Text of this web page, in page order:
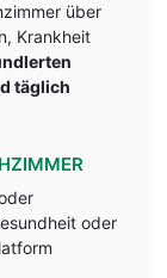
über
Krankheit
täglich
oder